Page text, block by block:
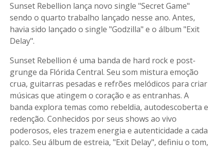
Sunset Rebellion lança novo single "Secret Game"
sendo o quarto trabalho lançado nesse ano. Antes,
havia sido lançado o single "Godzilla" e o álbum "Exit
Delay".
Sunset Rebellion é uma banda de hard rock e post-
grunge da Flórida Central. Seu som mistura emoção
crua, guitarras pesadas e refrões melódicos para criar
músicas que atingem o coração e as entranhas. A
banda explora temas como rebeldia, autodescoberta e
redenção. Conhecidos por seus shows ao vivo
poderosos, eles trazem energia e autenticidade a cada
palco. Seu álbum de estreia, "Exit Delay", definiu o tom,